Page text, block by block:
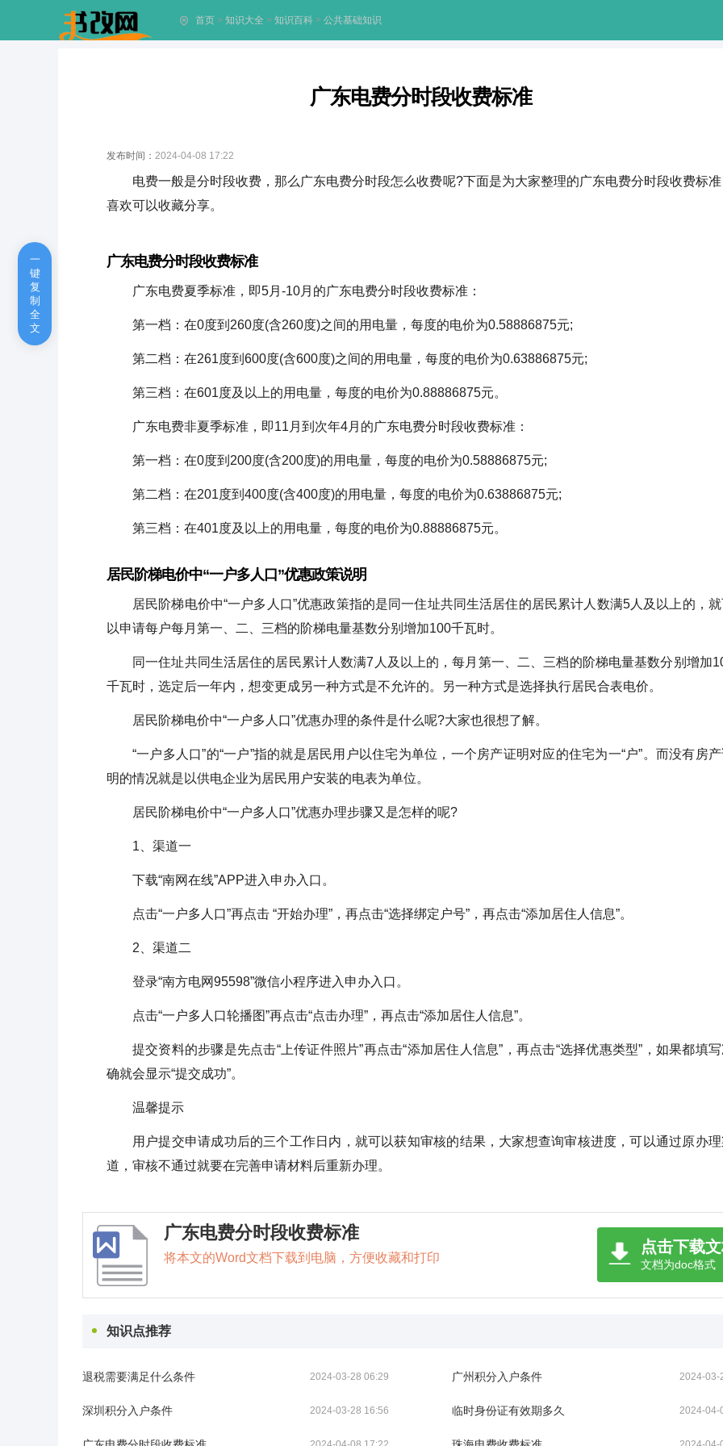
一
键
复
制
全
文
首页 > 知识大全 > 知识百科 > 公共基础知识
广东电费分时段收费标准
发布时间： 2024-04-08 17:22
电费一般是分时段收费，那么广东电费分时段怎么收费呢?下面是为大家整理的广东电费分时段收费标
喜欢可以收藏分享。
广东电费分时段收费标准
广东电费夏季标准，即5月-10月的广东电费分时段收费标准：
第一档：在0度到260度(含260度)之间的用电量，每度的电价为0.58886875元;
第二档：在261度到600度(含600度)之间的用电量，每度的电价为0.63886875元;
第三档：在601度及以上的用电量，每度的电价为0.88886875元。
广东电费非夏季标准，即11月到次年4月的广东电费分时段收费标准：
第一档：在0度到200度(含200度)的用电量，每度的电价为0.58886875元;
第二档：在201度到400度(含400度)的用电量，每度的电价为0.63886875元;
第三档：在401度及以上的用电量，每度的电价为0.88886875元。
居民阶梯电价中“一户多人口”优惠政策说明
居民阶梯电价中“一户多人口”优惠政策指的是同一住址共同生活居住的居民累计人数满5人及以上的，
以申请每户每月第一、二、三档的阶梯电量基数分别增加100千瓦时。
同一住址共同生活居住的居民累计人数满7人及以上的，每月第一、二、三档的阶梯电量基数分别增加
千瓦时，选定后一年内，想变更成另一种方式是不允许的。另一种方式是选择执行居民合表电价。
居民阶梯电价中“一户多人口”优惠办理的条件是什么呢?大家也很想了解。
“一户多人口”的“一户”指的就是居民用户以住宅为单位，一个房产证明对应的住宅为一“户”。而没有房
明的情况就是以供电企业为居民用户安装的电表为单位。
居民阶梯电价中“一户多人口”优惠办理步骤又是怎样的呢?
1、渠道一
下载“南网在线”APP进入申办入口。
点击“一户多人口”再点击 “开始办理”，再点击“选择绑定户号”，再点击“添加居住人信息”。
2、渠道二
登录“南方电网95598”微信小程序进入申办入口。
点击“一户多人口轮播图”再点击“点击办理”，再点击“添加居住人信息”。
提交资料的步骤是先点击“上传证件照片”再点击“添加居住人信息”，再点击“选择优惠类型”，如果都填
确就会显示“提交成功”。
温馨提示
用户提交申请成功后的三个工作日内，就可以获知审核的结果，大家想查询审核进度，可以通过原办
道，审核不通过就要在完善申请材料后重新办理。
广东电费分时段收费标准
将本文的Word文档下载到电脑，方便收藏和打印
点击下载
文档为doc格式
知识点推荐
退税需要满足什么条件 2024-03-28 06:29 广州积分入户条件 2024-03-
深圳积分入户条件 2024-03-28 16:56 临时身份证有效期多久 2024-04-